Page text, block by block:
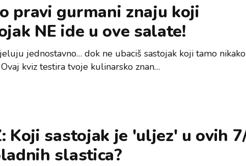
pravi gurmani znaju koji
NE ide u ove salate!
jednostavno… dok ne ubaciš sastojak koji tamo
kviz testira tvoje kulinarsko znan…
Koji sastojak je 'uljez' u ovih
slastica?